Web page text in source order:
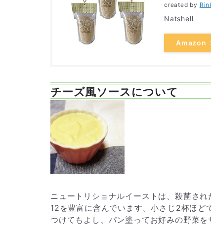
created by
Natshell
Amazon
チーズ風ソースについて
ニュートリショナルイーストは、殺菌さ
12を豊富に含んでいます。小さじ2杯ほど
つけてもよし、パン塗ってお好みの野菜